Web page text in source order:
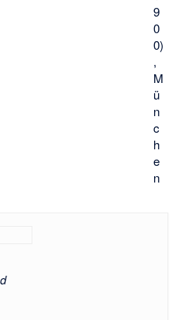
9
0
0)
,
M
ü
n
c
h
e
n